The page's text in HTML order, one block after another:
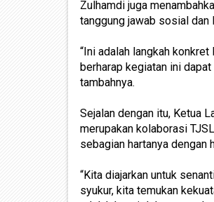
Zulhamdi juga
tanggung jawab sosial dan
“Ini adalah langkah
berharap kegiatan ini
tambahnya.
Sejalan dengan itu, Ketua
merupakan kolaborasi
sebagian hartanya dengan
“Kita diajarkan untuk
syukur, kita temukan